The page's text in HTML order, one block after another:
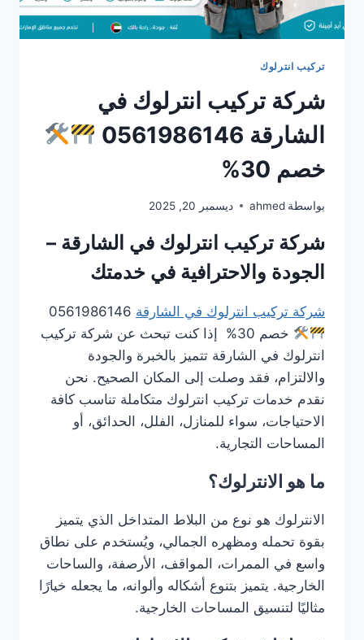
تركيب انترلوك
شركة تركيب انترلوك في
الشارقة 0561986146
خصم 30%
بواسطة ahmed ديسمبر 20, 2025
شركة تركيب انترلوك في الشارقة –
الجودة والاحترافية في خدمتك
شركة تركيب انترلوك في الشارقة
خصم 30% إذا كنت تبحث عن شركة تركيب
انترلوك في الشارقة تتميز بالخبرة والجودة
والالتزام، فقد وصلت إلى المكان الصحيح. نحن
نقدم خدمات تركيب انترلوك متكاملة تناسب كافة
الاحتياجات، سواء للمنازل، الفلل، الحدائق، أو
المساحات التجارية.
ما هو الانترلوك؟
الانترلوك هو نوع من البلاط المتداخل الذي يتميز
بقوة تحمله ومظهره الجمالي، ويُستخدم على نطاق
واسع في الممرات، المواقف، الأرصفة، والساحات
الخارجية. يتميز بتنوع أشكاله وألوانه، ما يجعله خيارًا
مثاليًا لتنسيق المساحات الخارجية.